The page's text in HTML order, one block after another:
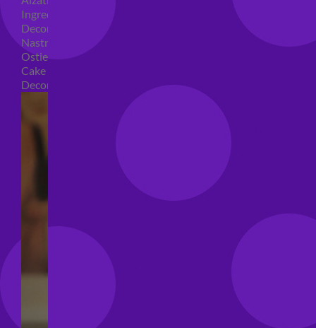
Ingredienti torte
Decorazioni torte
Nastri e girotorte
Ostie per torte
Cake Topper
Decori per torte